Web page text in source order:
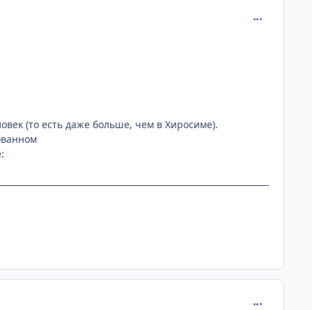
(то есть даже больше, чем в Хиросиме).